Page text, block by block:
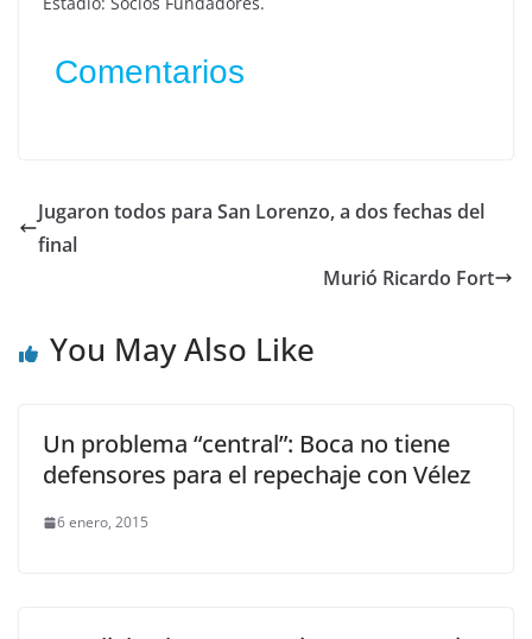
Comentarios
Jugaron todos para San Lorenzo, a dos fechas del
final
Murió Ricardo Fort
You May Also Like
Un problema “central”: Boca no tiene
defensores para el repechaje con Vélez
6 enero, 2015